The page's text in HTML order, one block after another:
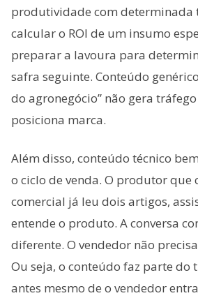
produtividade com determinada
calcular o ROI de um insumo
preparar a lavoura para
safra seguinte. Conteúdo
do agronegócio” não gera
posiciona marca.
Além disso, conteúdo técnico
o ciclo de venda. O produtor que
comercial já leu dois artigos,
entende o produto. A conversa
diferente. O vendedor não
Ou seja, o conteúdo faz parte do
antes mesmo de o vendedor